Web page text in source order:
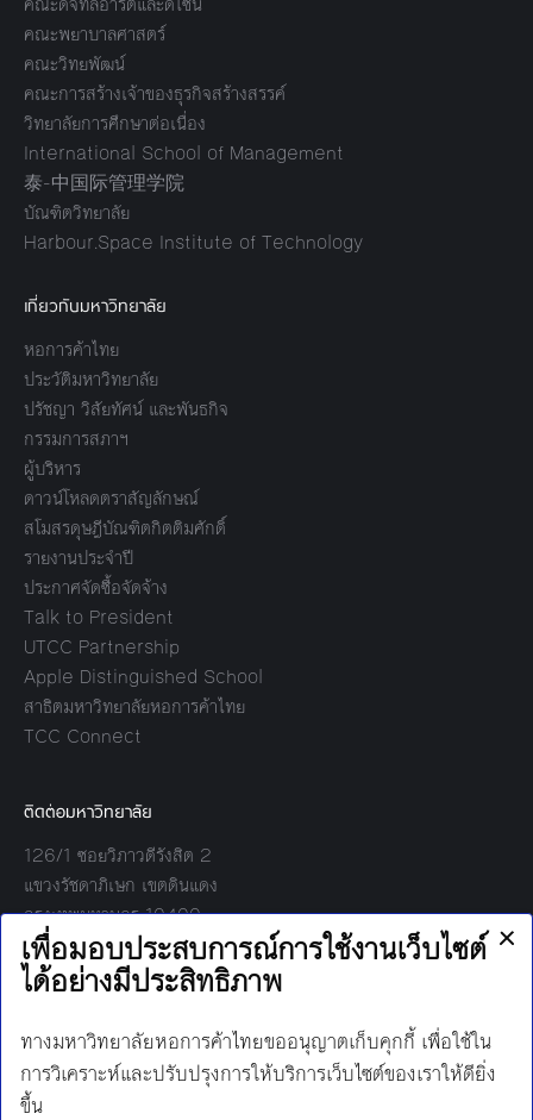
คณะพยาบาลศาสตร์
คณะวิทยพัฒน์
คณะการสร้างเจ้าของธุรกิจสร้างสรรค์
วิทยาลัยการศึกษาต่อเนื่อง
International School of Management
泰-中国际管理学院
บัณฑิตวิทยาลัย
Harbour.Space Institute of Technology
เกี่ยวกับมหาวิทยาลัย
หอการค้าไทย
ประวัติมหาวิทยาลัย
ปรัชญา วิสัยทัศน์ และพันธกิจ
กรรมการสภาฯ
ผู้บริหาร
ดาวน์โหลดตราสัญลักษณ์
สโมสรดุษฎีบัณฑิตกิตติมศักดิ์
รายงานประจำปี
ประกาศจัดซื้อจัดจ้าง
Talk to President
UTCC Partnership
Apple Distinguished School
สาธิตมหาวิทยาลัยหอการค้าไทย
TCC Connect
ติดต่อมหาวิทยาลัย
126/1 ซอยวิภาวดีรังสิต 2
แขวงรัชดาภิเษก เขตดินแดง
กรุงเทพมหานคร 10400
โทร:
02-697-6000
เวลาทำการ:
8.30 - 17.00